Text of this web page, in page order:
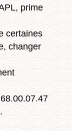
prime
certaines
changer